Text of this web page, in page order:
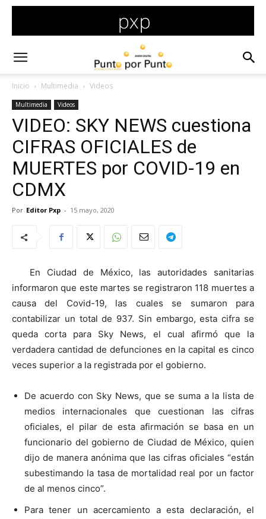
Inicio Multimedia Videos
Multimedia Videos
VIDEO: SKY NEWS cuestiona
CIFRAS OFICIALES de
MUERTES por COVID-19 en
CDMX
Por Editor Pxp - 15 mayo, 2020
En Ciudad de México, las autoridades sanitarias
informaron que este martes se registraron 118 muertes a
causa del Covid-19, las cuales se sumaron para
contabilizar un total de 937. Sin embargo, esta cifra se
queda corta para Sky News, el cual afirmó que la
verdadera cantidad de defunciones en la capital es cinco
veces superior a la registrada por el gobierno.
De acuerdo con Sky News, que se suma a la lista de
medios internacionales que cuestionan las cifras
oficiales, el pilar de esta afirmación se basa en un
funcionario del gobierno de Ciudad de México, quien
dijo de manera anónima que las cifras oficiales “están
subestimando la tasa de mortalidad real por un factor
de al menos cinco”.
Para tener un acercamiento a esta declaración, el